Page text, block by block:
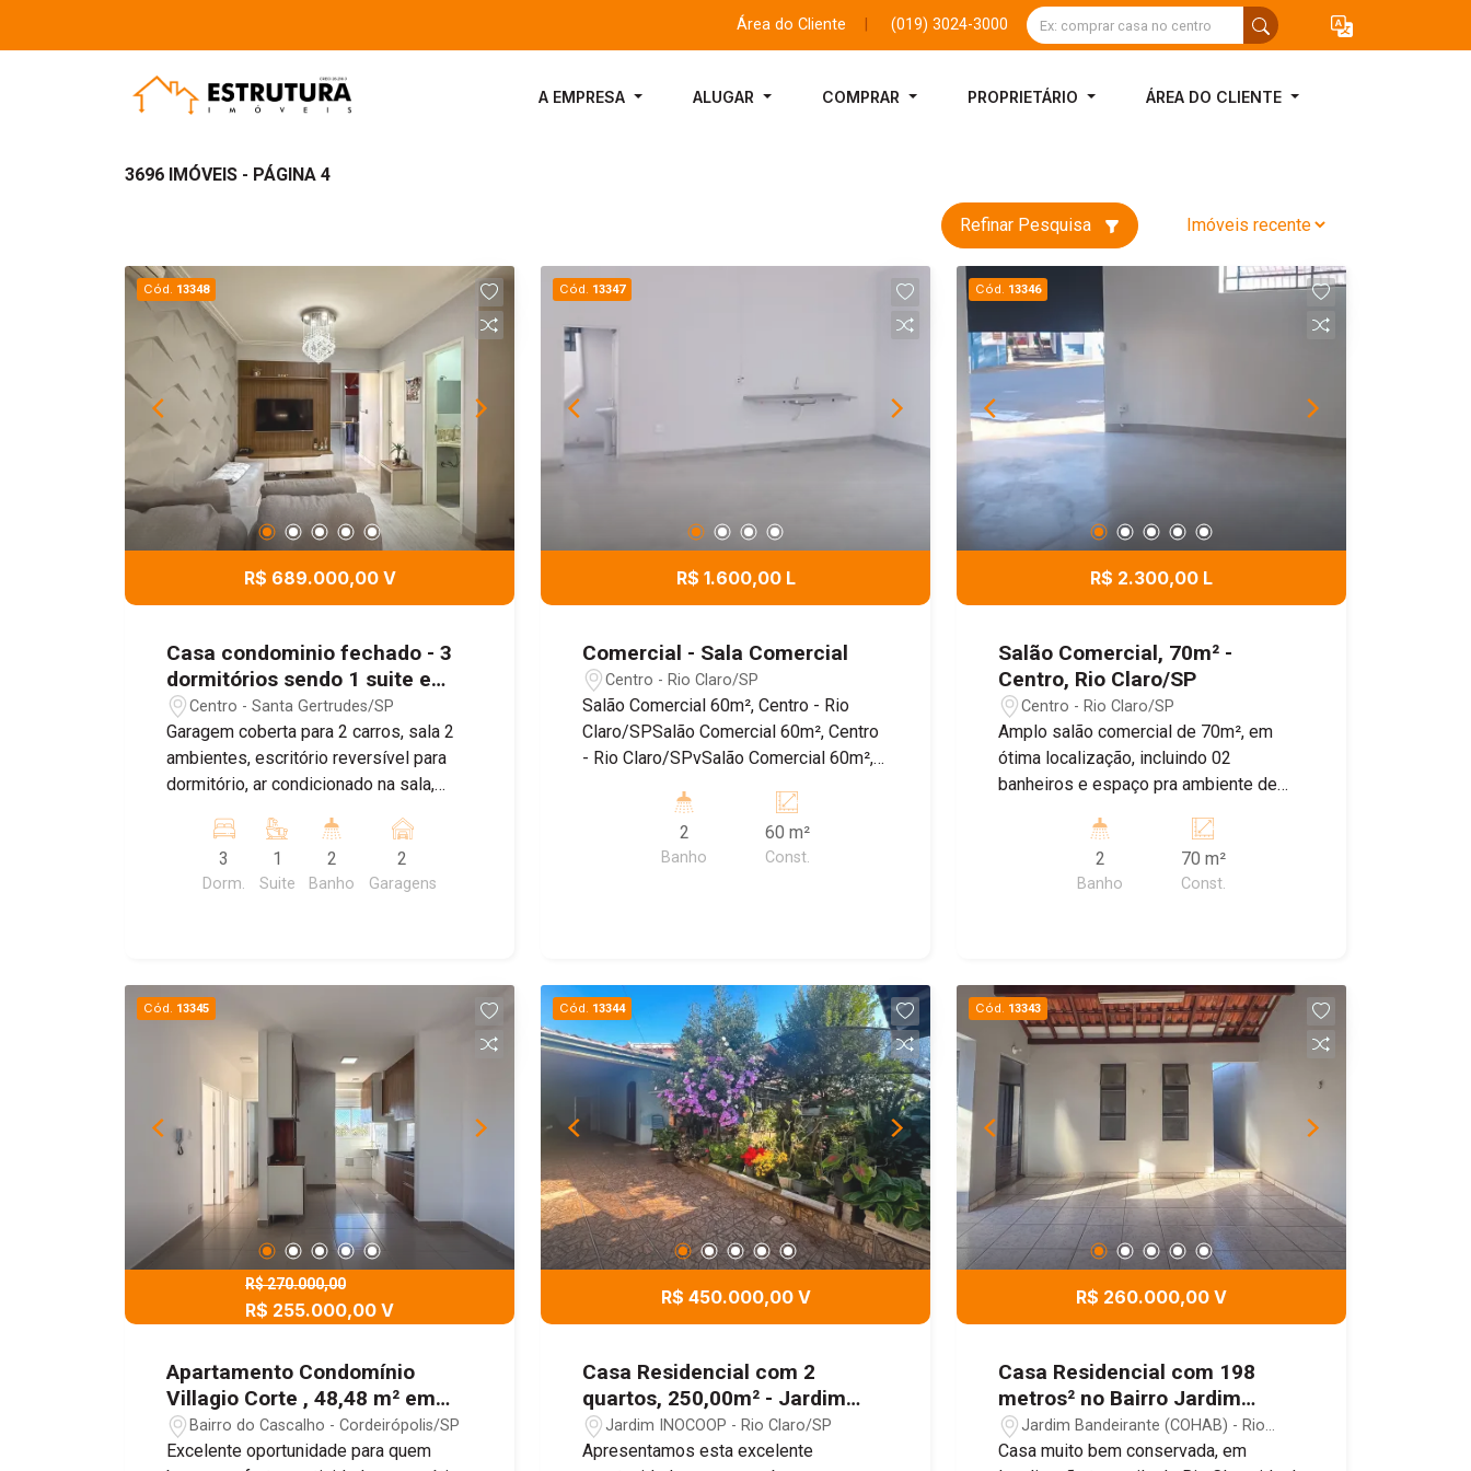
Área do Cliente (019) 3024-3000
A EMPRESA ALUGAR COMPRAR PROPRIETÁRIO ÁREA DO CLIENTE
3696 IMÓVEIS - PÁGINA 4
Refinar Pesquisa
Cód. 13348
R$ 689.000,00 V
Casa condominio fechado - 3
dormitórios sendo 1 suite e
area gourmet- Santa Gertrudes
- SP
Centro - Santa Gertrudes/SP
Garagem coberta para 2 carros, sala 2
ambientes, escritório reversível para
dormitório, ar condicionado na sala,
área gourmet com cozinha, no piso
superior 3 dormitórios com armários e
um suite com ar condicionado e varanda
3
Dorm.
1
Suite
2
Banho
2
Garagens
Cód. 13347
R$ 1.600,00 L
Comercial - Sala Comercial
Centro - Rio Claro/SP
Salão Comercial 60m², Centro - Rio
Claro/SPSalão Comercial 60m², Centro
- Rio Claro/SPvSalão Comercial 60m²,
60m², Centro - Rio Claro/SP
2
Banho
60 m²
Const.
Cód. 13346
R$ 2.300,00 L
Salão Comercial, 70m² -
Centro, Rio Claro/SP
Centro - Rio Claro/SP
Amplo salão comercial de 70m², em
ótima localização, incluindo 02
banheiros e espaço pra ambiente de
porcelanato recentemente colocados.
Ideal pra ramo alimentício, vestuário,
calçados, atendimento a clientes, etc.
2
Banho
70 m²
Const.
Cód. 13345
R$ 270.000,00
R$ 255.000,00 V
Apartamento Condomínio
Villagio Corte , 48,48 m² em
Cordeirópolis - SP
Bairro do Cascalho - Cordeirópolis/SP
Excelente oportunidade para quem
Cód. 13344
R$ 450.000,00 V
Casa Residencial com 2
quartos, 250,00m² - Jardim
Inocoop, Rio Claro/SP
Jardim INOCOOP - Rio Claro/SP
Apresentamos esta excelente
Cód. 13343
R$ 260.000,00 V
Casa Residencial com 198
metros² no Bairro Jardim
Bandeirantes
Jardim Bandeirante (COHAB) - Rio
Claro/SP
Casa muito bem conservada, em